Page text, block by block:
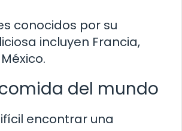
conocidos por su
incluyen Francia,
del mundo
encontrar una